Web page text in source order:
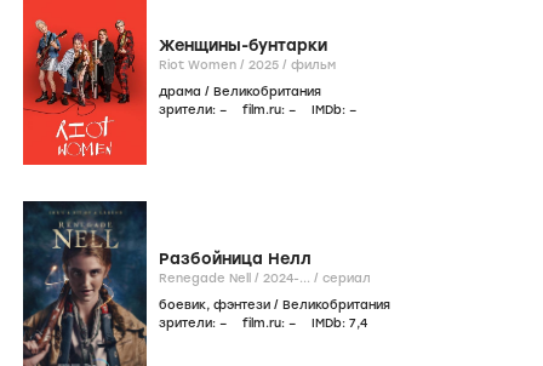
Женщины-бунтарки
Riot Women / 2025 / фильм
драма / Великобритания
зрители: – film.ru: – IMDb: –
Разбойница Нелл
Renegade Nell / 2024-... / сериал
боевик, фэнтези / Великобритания
зрители: – film.ru: – IMDb: 7,4